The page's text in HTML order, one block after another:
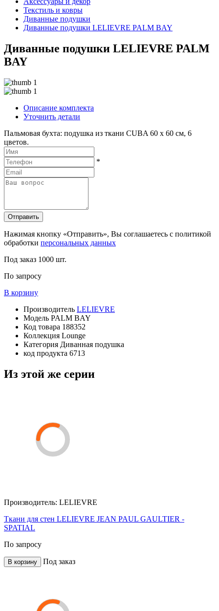
Текстиль и ковры
Диванные подушки
Диванные подушки LELIEVRE PALM BAY
Диванные подушки LELIEVRE PALM
BAY
Описание комплекта
Уточнить детали
Пальмовая бухта: подушка из ткани CUBA 60 x 60 см, 6
цветов.
*
Отправить
Нажимая кнопку «Отправить», Вы соглашаетесь с политикой
обработки персональных данных
Под заказ 1000 шт.
По запросу
В корзину
Производитель LELIEVRE
Модель PALM BAY
Код товара 188352
Коллекция Lounge
Категория Диванная подушка
код продукта 6713
Из этой же серии
Производитель: LELIEVRE
Ткани для стен LELIEVRE JEAN PAUL GAULTIER -
SPATIAL
По запросу
В корзину Под заказ